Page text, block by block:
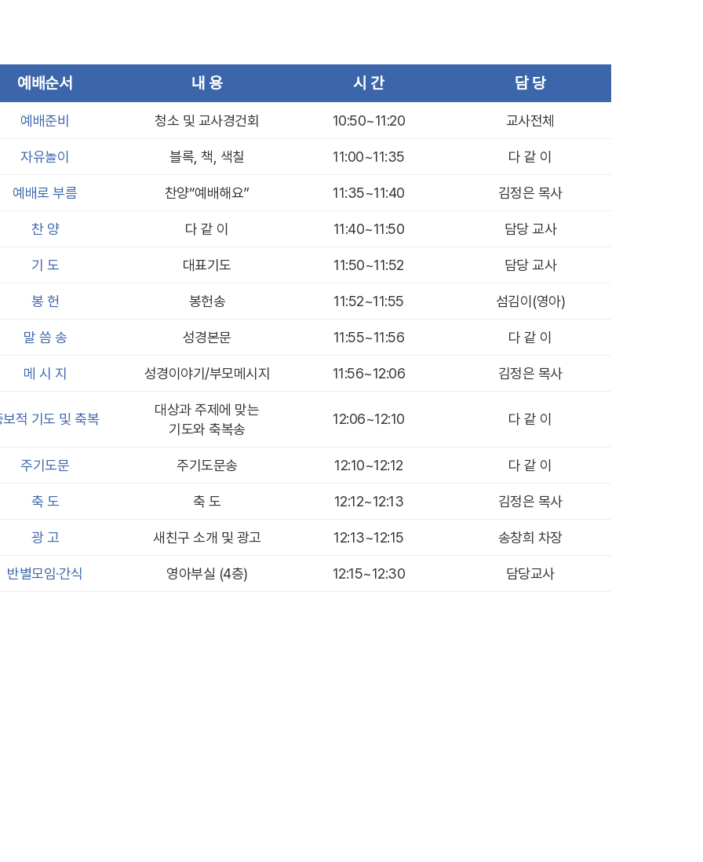
예배순서 내 용 시 간 담 당
예배준비 청소 및 교사경건회 10:50~11:20 교사전체
자유놀이 블록, 책, 색칠 11:00~11:35 다 같 이
예배로 부름 찬양“예배해요” 11:35~11:40 김정은 목사
찬 양 다 같 이 11:40~11:50 담당 교사
기 도 대표기도 11:50~11:52 담당 교사
봉 헌 봉헌송 11:52~11:55 섬김이(영아)
말 씀 송 성경본문 11:55~11:56 다 같 이
메 시 지 성경이야기/부모메시지 11:56~12:06 김정은 목사
보적 기도 및 축복
대상과 주제에 맞는
기도와 축복송
12:06~12:10 다 같 이
주기도문 주기도문송 12:10~12:12 다 같 이
축 도 축 도 12:12~12:13 김정은 목사
광 고 새친구 소개 및 광고 12:13~12:15 송창희 차장
반별모임·간식 영아부실 (4층) 12:15~12:30 담당교사